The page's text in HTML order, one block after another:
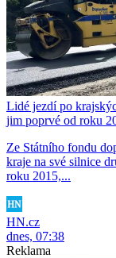
Lidé jezdí po
jim poprvé od roku
Ze Státního fondu
kraje na své silnice
roku 2015,...
HN.cz
dnes, 07:38
Reklama